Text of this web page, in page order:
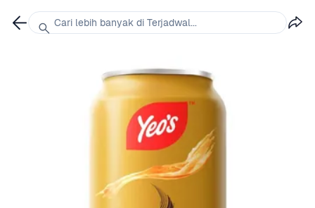
Cari lebih banyak di Terjadwal...